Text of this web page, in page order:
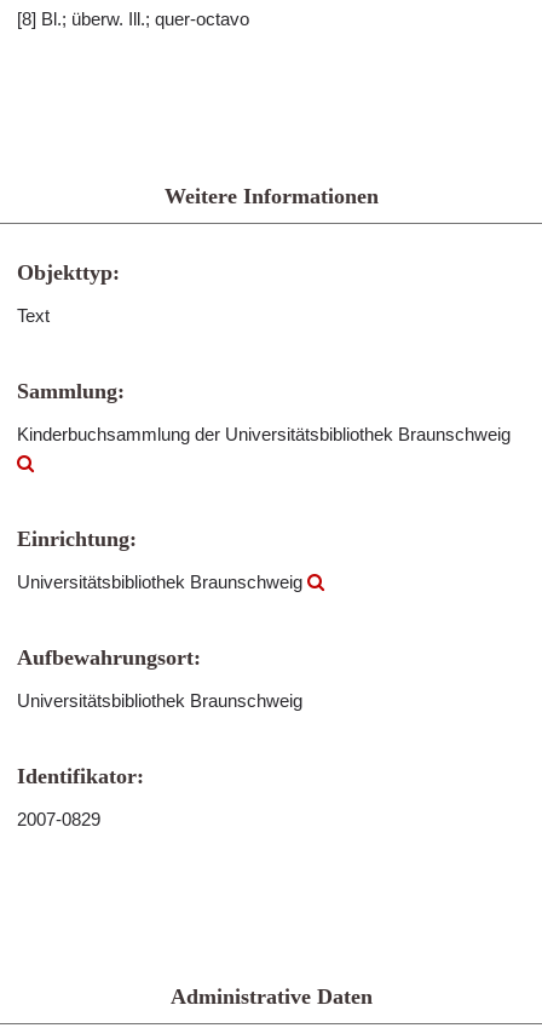
[8] Bl.; überw. Ill.; quer-octavo
Weitere Informationen
Objekttyp:
Text
Sammlung:
Kinderbuchsammlung der Universitätsbibliothek Braunschweig
Einrichtung:
Universitätsbibliothek Braunschweig
Aufbewahrungsort:
Universitätsbibliothek Braunschweig
Identifikator:
2007-0829
Administrative Daten